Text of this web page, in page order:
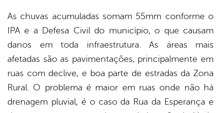
As chuvas acumuladas somam 55mm conforme o
IPA e a Defesa Civil do município, o que causam
danos em toda infraestrutura. As áreas mais
afetadas são as pavimentações, principalmente em
ruas com declive, e boa parte de estradas da Zona
Rural. O problema é maior em ruas onde não há
drenagem pluvial, é o caso da Rua da Esperança e